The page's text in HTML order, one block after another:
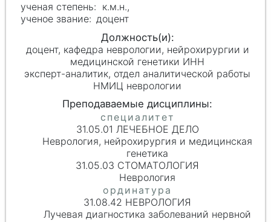
к.м.н.,
доцент
доцент, кафедра неврологии, нейрохирургии и
медицинской генетики ИНН
эксперт-аналитик, отдел аналитической работы
НМИЦ неврологии
31.05.01 ЛЕЧЕБНОЕ ДЕЛО
Неврология, нейрохирургия и медицинская
генетика
31.05.03 СТОМАТОЛОГИЯ
Неврология
31.08.42 НЕВРОЛОГИЯ
Лучевая диагностика заболеваний нервной